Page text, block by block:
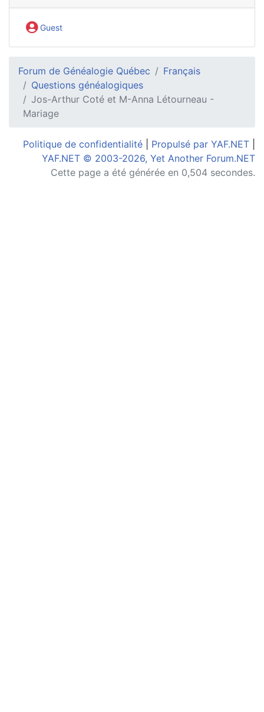
Guest
Forum de Généalogie Québec
Français
Questions généalogiques
Jos-Arthur Coté et M-Anna Létourneau -
Mariage
Politique de confidentialité Propulsé par YAF.NET
YAF.NET © 2003-2026, Yet Another Forum.NET
Cette page a été générée en 0,504 secondes.